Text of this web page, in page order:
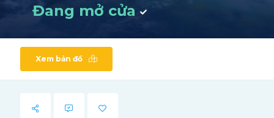
Đang mở cửa
Xem bản đồ